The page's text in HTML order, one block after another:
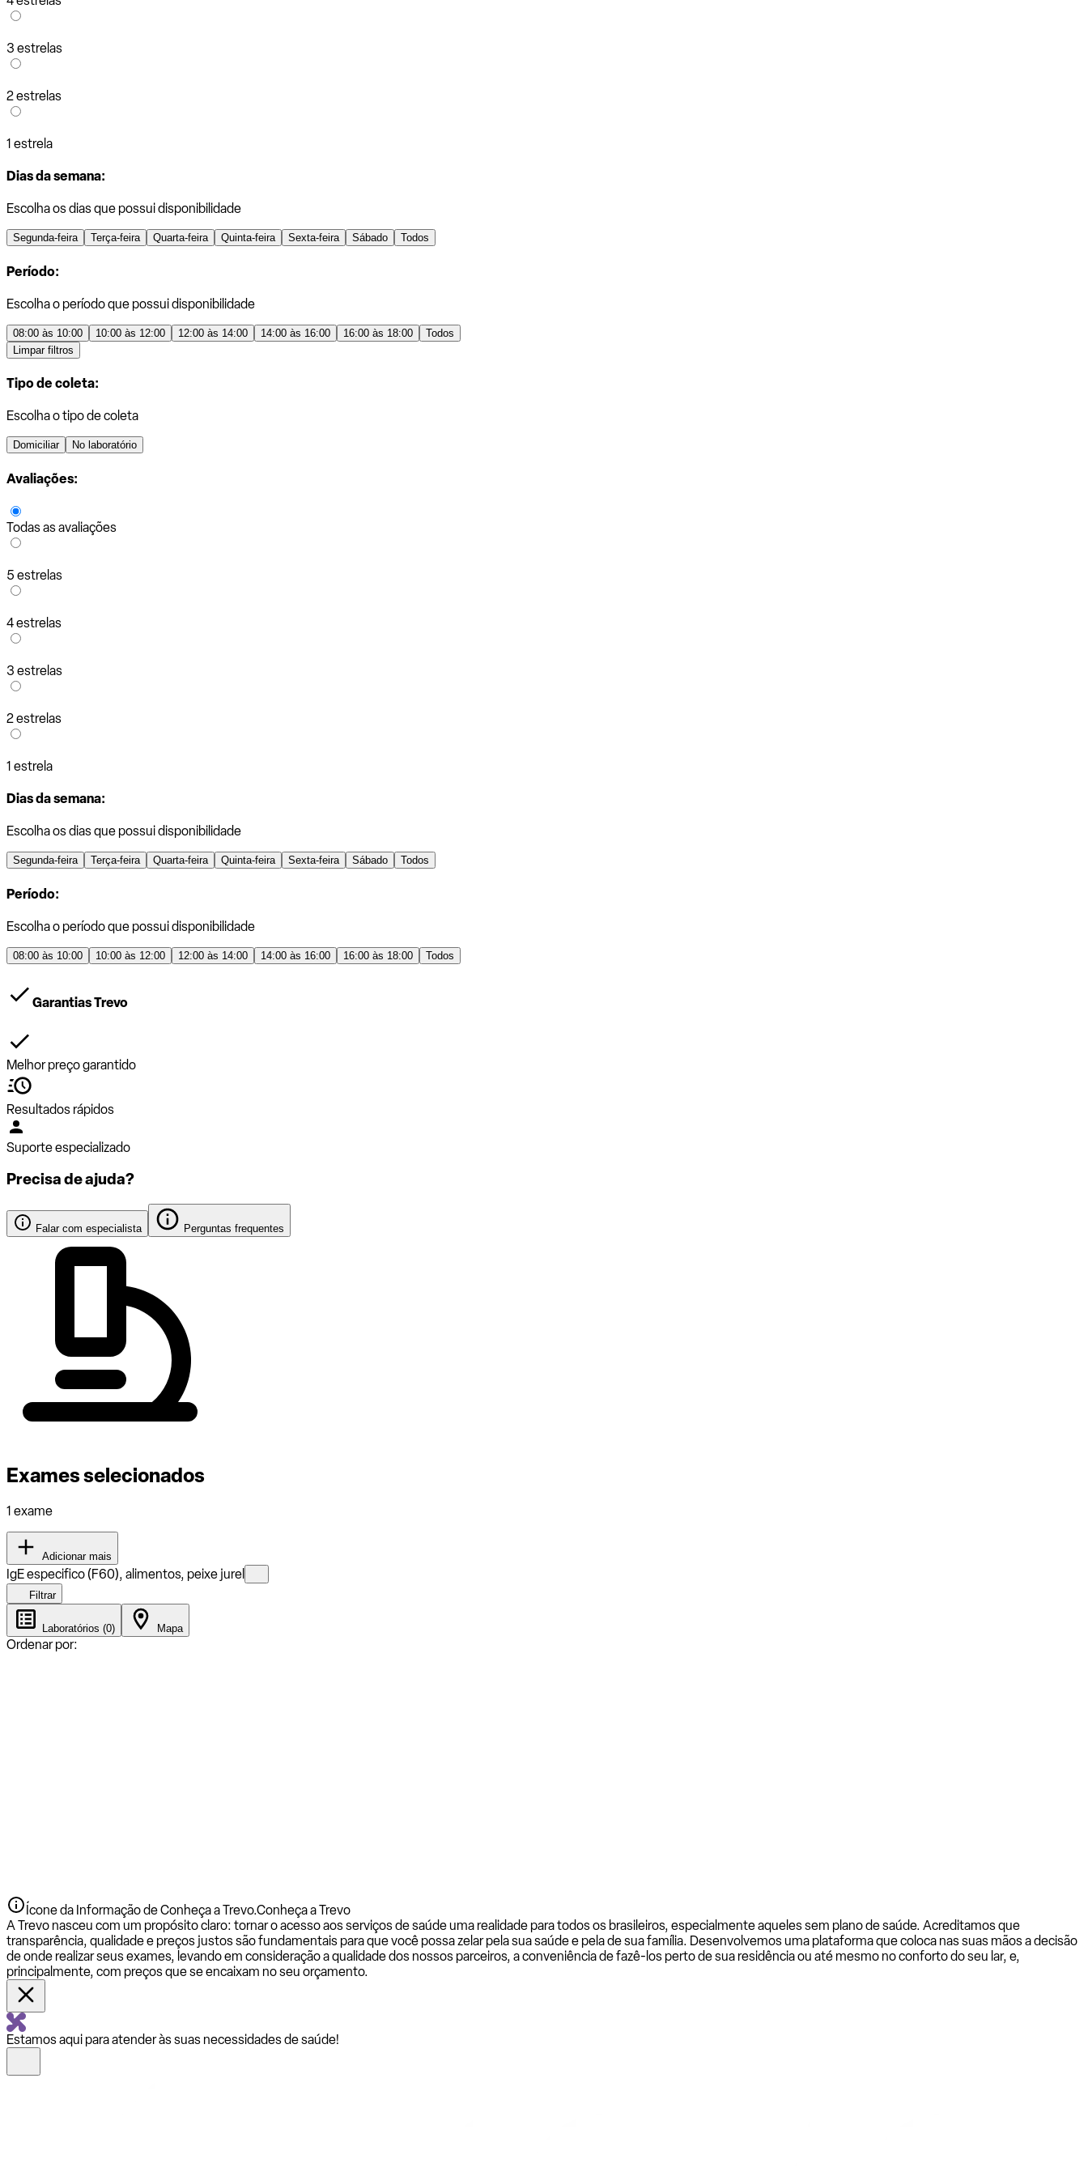
3 estrelas
2 estrelas
1 estrela
Dias da semana:
Escolha os dias que possui disponibilidade
Segunda-feira Terça-feira Quarta-feira Quinta-feira Sexta-feira Sábado Todos
Período:
Escolha o período que possui disponibilidade
08:00 às 10:00 10:00 às 12:00 12:00 às 14:00 14:00 às 16:00 16:00 às 18:00
Todos
Limpar filtros
Tipo de coleta:
Escolha o tipo de coleta
Domiciliar No laboratório
Avaliações:
Todas as avaliações
5 estrelas
4 estrelas
3 estrelas
2 estrelas
1 estrela
Dias da semana:
Escolha os dias que possui disponibilidade
Segunda-feira Terça-feira Quarta-feira Quinta-feira Sexta-feira Sábado Todos
Período:
Escolha o período que possui disponibilidade
08:00 às 10:00 10:00 às 12:00 12:00 às 14:00 14:00 às 16:00 16:00 às 18:00 Todos
Garantias Trevo
Melhor preço garantido
Resultados rápidos
Suporte especializado
Precisa de ajuda?
Falar com especialista Perguntas frequentes
Exames selecionados
1 exame
Adicionar mais
IgE especifico (F60), alimentos, peixe jurel
Filtrar
Laboratórios (0) Mapa
Ordenar por:
Ícone da Informação de Conheça a Trevo.Conheça a Trevo
A Trevo nasceu com um propósito claro: tornar o acesso aos serviços de saúde uma realidade para todos os brasileiros, especialmente aqueles sem plano de saúde. Acreditamos que
transparência, qualidade e preços justos são fundamentais para que você possa zelar pela sua saúde e pela de sua família. Desenvolvemos uma plataforma que coloca nas suas mãos a decisão
de onde realizar seus exames, levando em consideração a qualidade dos nossos parceiros, a conveniência de fazê-los perto de sua residência ou até mesmo no conforto do seu lar, e,
principalmente, com preços que se encaixam no seu orçamento.
Estamos aqui para atender às suas necessidades de saúde!